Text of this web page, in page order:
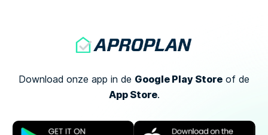
Download onze app in de Google Play Store of de
App Store.